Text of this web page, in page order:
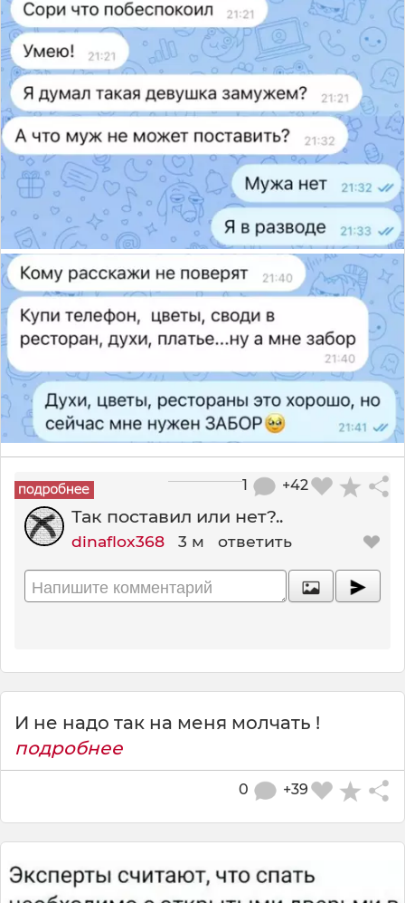
+42
1
Так поставил или нет?..
dinaflox368 3 м ответить
И не надо так на меня молчать !
подробнее
+39
0